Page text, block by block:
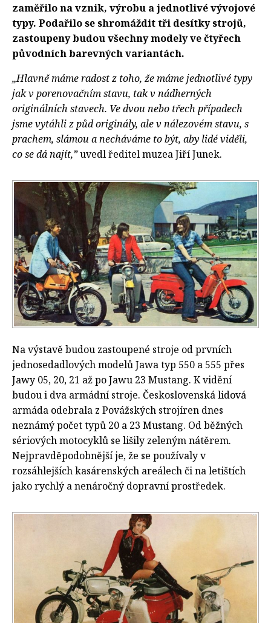
zaměřilo na vznik, výrobu a jednotlivé vývojové
typy. Podařilo se shromáždit tři desítky strojů,
zastoupeny budou všechny modely ve čtyřech
původních barevných variantách.
„Hlavně máme radost z toho, že máme jednotlivé typy
jak v porenovačním stavu, tak v nádherných
originálních stavech. Ve dvou nebo třech případech
jsme vytáhli z půd originály, ale v nálezovém stavu, s
prachem, slámou a necháváme to být, aby lidé viděli,
co se dá najít,”uvedl ředitel muzea Jiří Junek.
Na výstavě budou zastoupené stroje od prvních
jednosedadlových modelů Jawa typ 550 a 555 přes
Jawy 05, 20, 21 až po Jawu 23 Mustang. K vidění
budou i dva armádní stroje. Československá lidová
armáda odebrala z Povážských strojíren dnes
neznámý počet typů 20 a 23 Mustang. Od běžných
sériových motocyklů se lišily zeleným nátěrem.
Nejpravděpodobnější je, že se používaly v
rozsáhlejších kasárenských areálech či na letištích
jako rychlý a nenáročný dopravní prostředek.